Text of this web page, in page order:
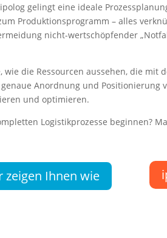
gelingt eine ideale
Produktionsprogramm – alles
nicht-wertschöpfender
wie die Ressourcen aussehen, die
Anordnung und
und optimieren.
Logistikprozesse beginnen?
zeigen Ihnen wie